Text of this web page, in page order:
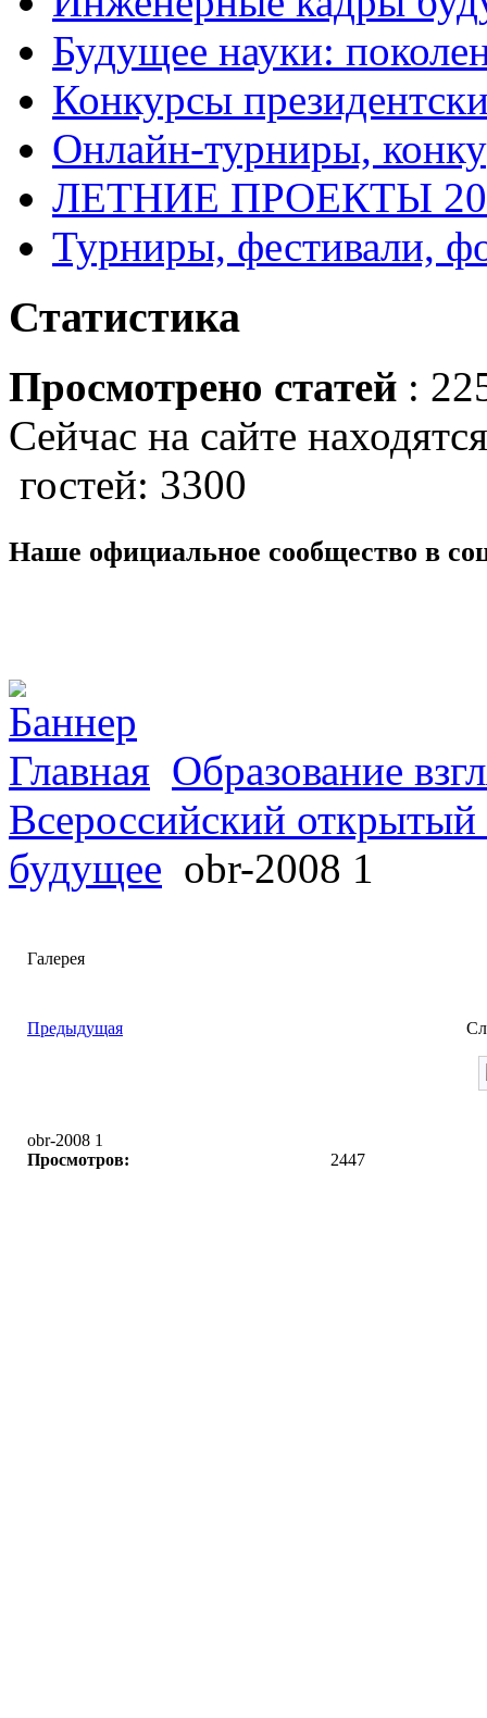
Будущее науки:
Конкурсы
Онлайн-турниры,
ЛЕТНИЕ ПРОЕКТЫ
Турниры, фестивали,
Статистика
Просмотрено статей :
Сейчас на сайте
гостей: 3300
Наше официальное сообщество в
Главная Образование
Всероссийский
будущее obr-2008 1
Галерея
Предыдущая
obr-2008 1
Просмотров:
2447